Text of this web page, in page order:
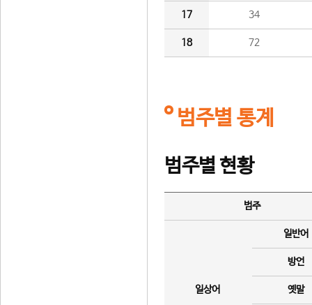
17 34
18 72
범주별 통계
범주별 현황
범주
일상어
일반어
방언
옛말